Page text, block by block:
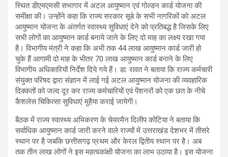
स्थित डीएमएमसी सभागार में अटल आयुष्मान एवं गोल्डन कार्ड योजना की
समीक्षा की। उन्होंने कहा कि राज्य सरकार सूबे के सभी नागरिकों को अटल
आयुष्मान योजना के अंतर्गत स्वास्थ्य सुविधाएं देने को प्रतिबद्ध है जिसके लिए
सभी लोगों का आयुष्मान कार्ड बनाये जाने के लिए दो माह का लक्ष्य रखा गया
है। विभागीय मंत्री ने कहा कि अभी तक 44 लाख आयुष्मान कार्ड जारी हो
चुके हैं आगामी दो माह के भीतर 70 लाख आयुष्मान कार्ड बनाने के लिए
विभागीय अधिकारियों निर्देश दिये गये हैं। डा. रावत ने बताया कि राज्य कर्मचारी
संयुक्त परिषद द्वारा संज्ञान में लाई गई अटल आयुष्मान योजना की व्यवहारिक
दिक्कतों को जल्द दूर कर राज्य कर्मचारियों एवं पेंशनरों को एक छत के नीचे
कैशलेस चिकित्सा सुविधाएं मुहैया कराई जायेगी।
बैठक में राज्य स्वास्थ्य अभिकरण के चेयरमैन दिलीप कोटिया ने बताया कि
सर्वाधिक आयुष्मान कार्ड जारी करने वाले राज्यों में उत्तराखंड देशभर में तीसरे
स्थान पर है जबकि छत्तीसगढ़ प्रथम और केरल द्वितीय स्थान पर है। अब
तक तीन लाख लोगों ने इस महत्वकांक्षी योजना का लाभ उठाया है। इस योजना